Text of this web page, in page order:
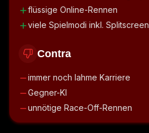
flüssige Online-Rennen
viele Spielmodi inkl. Splitscreen
Contra
immer noch lahme Karriere
Gegner-KI
unnötige Race-Off-Rennen